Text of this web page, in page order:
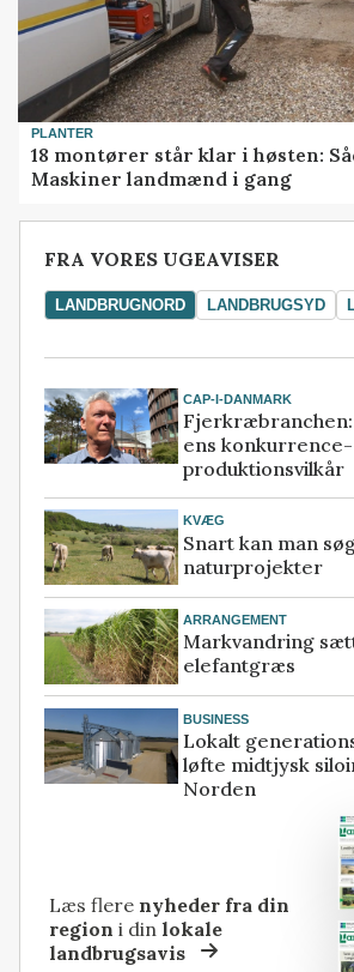
PLANTER
18 montører står klar i høsten:
Maskiner landmænd i gang
FRA VORES UGEAVISER
LANDBRUGNORD LANDBRUGSYD
CAP-I-DANMARK
ens
produktionsvilkår
KVÆG
Snart kan man
naturprojekter
ARRANGEMENT
Markvandring
elefantgræs
BUSINESS
Lokalt
løfte midtjysk
Norden
Læs flere nyheder fra din
region i dinlokale
landbrugsavis